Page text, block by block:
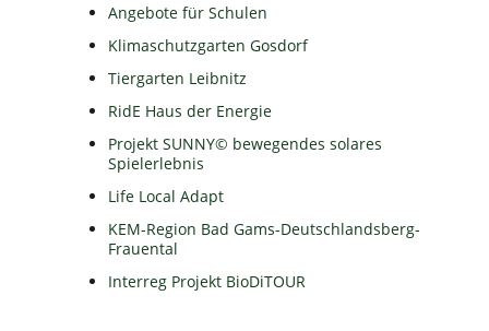
Angebote für Schulen
Klimaschutzgarten Gosdorf
Tiergarten Leibnitz
RidE Haus der Energie
Projekt SUNNY© bewegendes solares
Spielerlebnis
Life Local Adapt
KEM-Region Bad Gams-Deutschlandsberg-
Frauental
Interreg Projekt BioDiTOUR